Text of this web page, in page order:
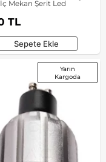
Mekan Şerit Led
TL
Sepete Ekle
Yarın
Kargoda